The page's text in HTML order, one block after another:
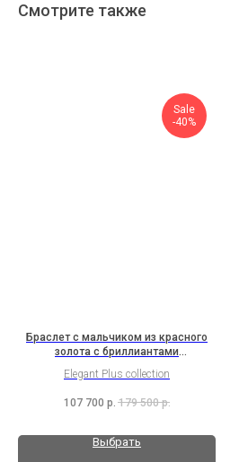
Смотрите также
Sale
-40%
Браслет с мальчиком из красного
золота с бриллиантами
(2I1B10K2Nn1b)
Elegant Plus collection
107 700 р. 179 500 р.
Выбрать